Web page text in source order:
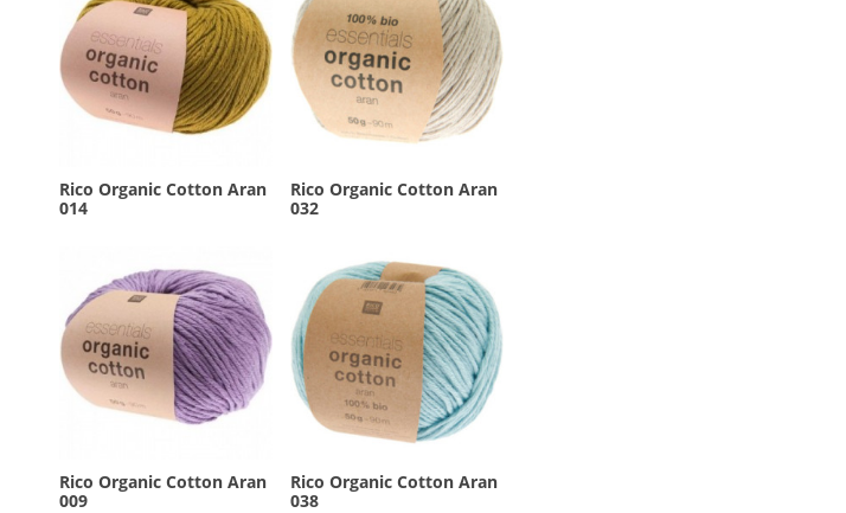
Rico Organic Cotton Aran
014
Rico Organic Cotton Aran
032
Rico Organic Cotton Aran
009
Rico Organic Cotton Aran
038